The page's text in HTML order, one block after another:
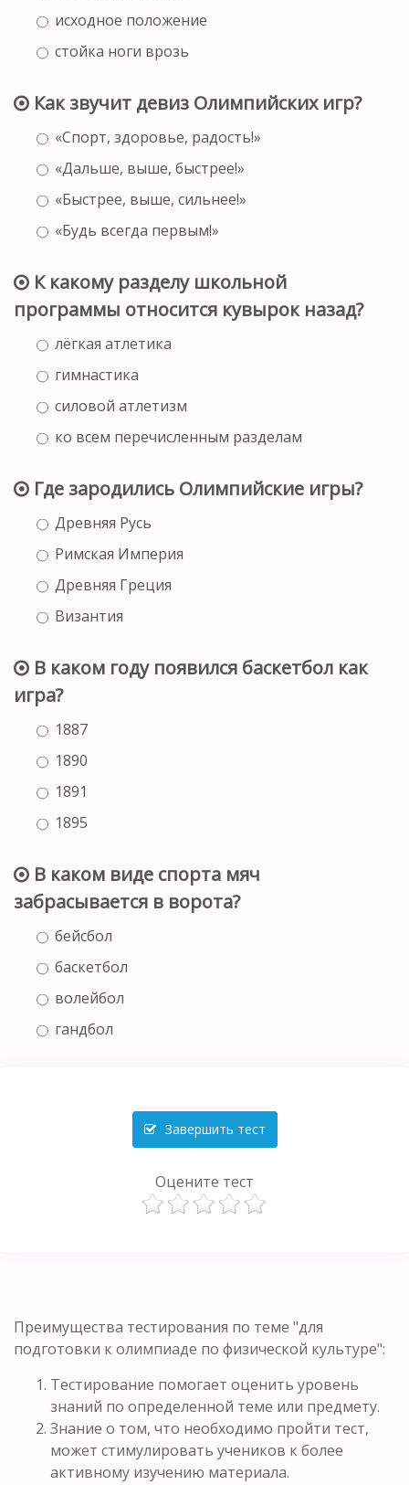
исходное положение
стойка ноги врозь
Как звучит девиз Олимпийских игр?
«Спорт, здоровье, радость!»
«Дальше, выше, быстрее!»
«Быстрее, выше, сильнее!»
«Будь всегда первым!»
К какому разделу школьной
программы относится кувырок назад?
лёгкая атлетика
гимнастика
силовой атлетизм
ко всем перечисленным разделам
Где зародились Олимпийские игры?
Древняя Русь
Римская Империя
Древняя Греция
Византия
В каком году появился баскетбол как
игра?
1887
1890
1891
1895
В каком виде спорта мяч
забрасывается в ворота?
бейсбол
баскетбол
волейбол
гандбол
Завершить тест
Оцените тест
Преимущества тестирования по теме "для
подготовки к олимпиаде по физической культуре":
Тестирование помогает оценить уровень
знаний по определенной теме или предмету.
Знание о том, что необходимо пройти тест,
может стимулировать учеников к более
активному изучению материала.